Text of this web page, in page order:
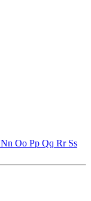
Nn Oo Pp Qq Rr Ss